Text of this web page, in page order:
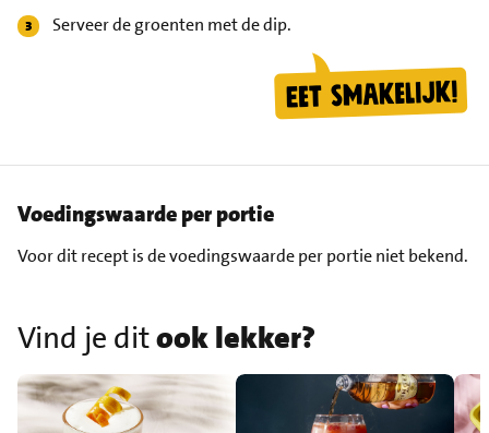
Serveer de groenten met de dip.
Voedingswaarde per portie
Voor dit recept is de voedingswaarde per portie niet bekend.
Vind je ditook lekker?